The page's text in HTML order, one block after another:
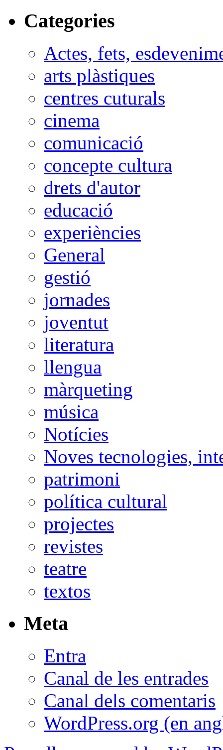
Categories
Actes, fets,
arts plàstiques
centres cuturals
cinema
comunicació
concepte cultura
drets d'autor
educació
experiències
General
gestió
jornades
joventut
literatura
llengua
màrqueting
música
Notícies
Noves tecnologies,
patrimoni
política cultural
projectes
revistes
teatre
textos
Meta
Entra
Canal de les entrades
Canal dels comentaris
WordPress.org (en